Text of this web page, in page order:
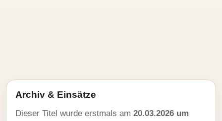
Archiv & Einsätze
Dieser Titel wurde erstmals am 20.03.2026 um